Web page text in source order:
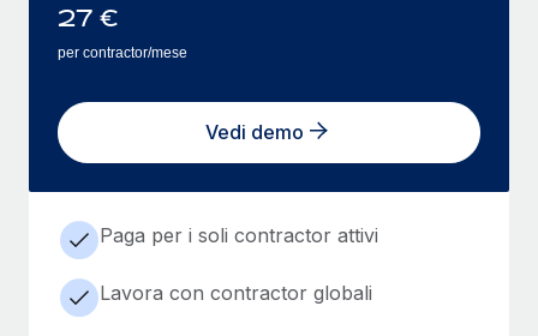
27 €
per contractor/mese
Vedi demo
Paga per i soli contractor attivi
Lavora con contractor globali